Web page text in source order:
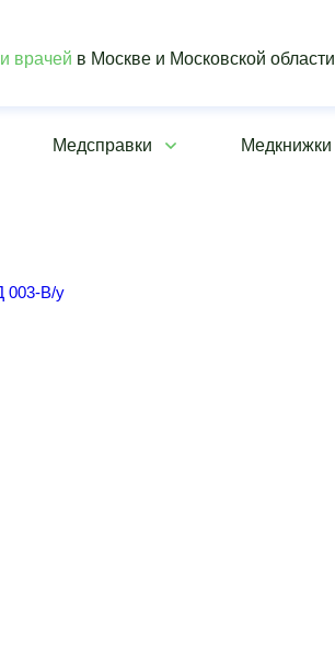
врачей в Москве и Московской области
Медсправки Медкнижки
003-В/у